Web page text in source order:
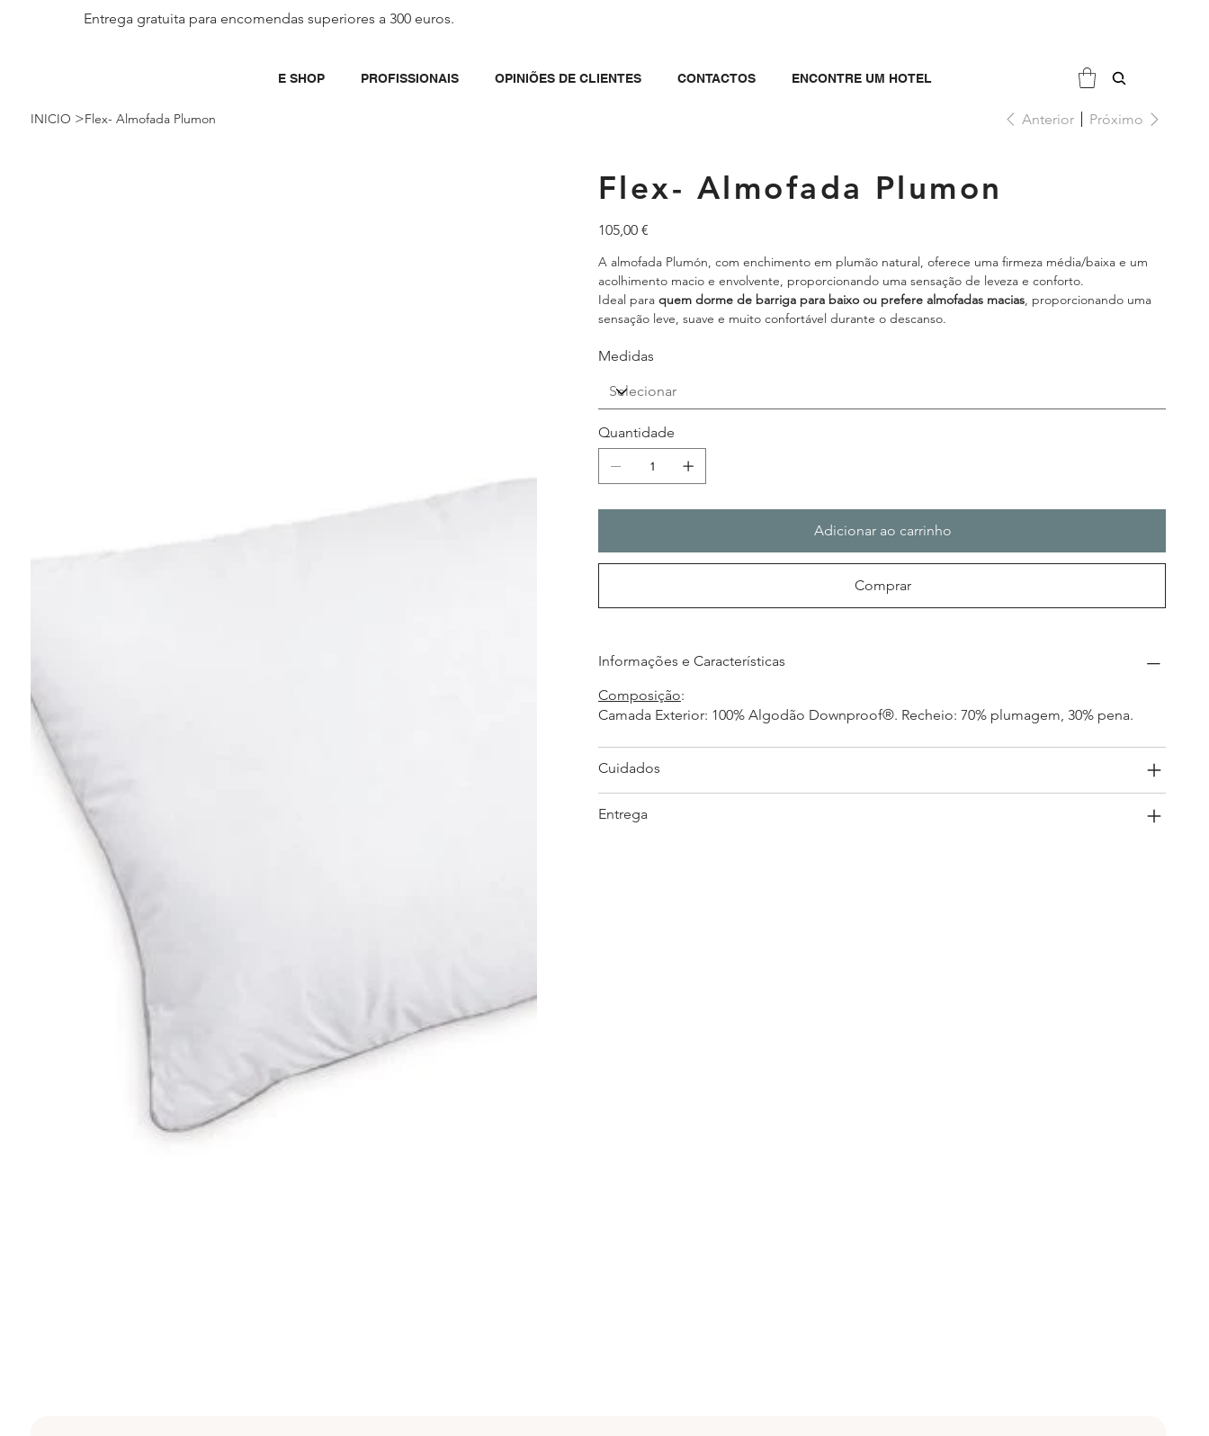
Entrega gratuita para encomendas superiores a 300 euros.
E SHOP PROFISSIONAIS OPINIÕES DE CLIENTES CONTACTOS ENCONTRE UM HOTEL
INICIO >Flex- Almofada Plumon Anterior Próximo
Flex- Almofada Plumon
Preço
105,00 €
A almofada Plumón, com enchimento em plumão natural, oferece uma firmeza média/baixa e um
acolhimento macio e envolvente, proporcionando uma sensação de leveza e conforto.
Ideal para quem dorme de barriga para baixo ou prefere almofadas macias, proporcionando uma
sensação leve, suave e muito confortável durante o descanso.
Medidas
Quantidade
Adicionar ao carrinho
Comprar
Informações e Características
Composição:
Camada Exterior: 100% Algodão Downproof®. Recheio: 70% plumagem, 30% pena.
Cuidados
Entrega